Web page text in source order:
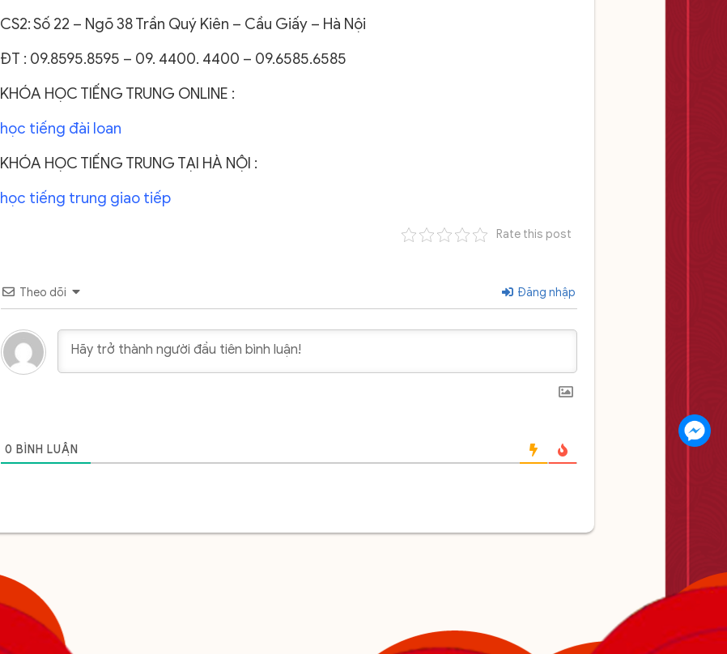
CS2: Số 22 – Ngõ 38 Trần Quý Kiên – Cầu Giấy – Hà Nội
ĐT : 09.8595.8595 – 09. 4400. 4400 – 09.6585.6585
KHÓA HỌC TIẾNG TRUNG ONLINE :
học tiếng đài loan
KHÓA HỌC TIẾNG TRUNG TẠI HÀ NỘI :
học tiếng trung giao tiếp
Rate this post
Theo dõi Đăng nhập
0 BÌNH LUẬN